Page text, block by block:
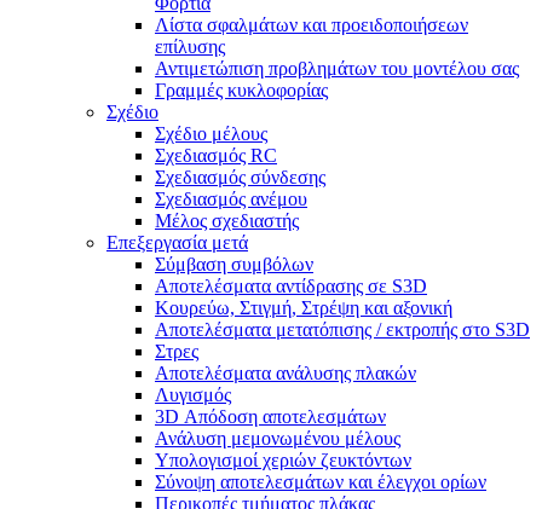
Λίστα σφαλμάτων και προειδοποιήσεων
επίλυσης
Αντιμετώπιση προβλημάτων του μοντέλου σας
Γραμμές κυκλοφορίας
Σχέδιο
Σχέδιο μέλους
Σχεδιασμός RC
Σχεδιασμός σύνδεσης
Σχεδιασμός ανέμου
Μέλος σχεδιαστής
Επεξεργασία μετά
Σύμβαση συμβόλων
Αποτελέσματα αντίδρασης σε S3D
Κουρεύω, Στιγμή, Στρέψη και αξονική
Αποτελέσματα μετατόπισης / εκτροπής στο S3D
Στρες
Αποτελέσματα ανάλυσης πλακών
Λυγισμός
3D Απόδοση αποτελεσμάτων
Ανάλυση μεμονωμένου μέλους
Υπολογισμοί χεριών ζευκτόντων
Σύνοψη αποτελεσμάτων και έλεγχοι ορίων
Περικοπές τμήματος πλάκας